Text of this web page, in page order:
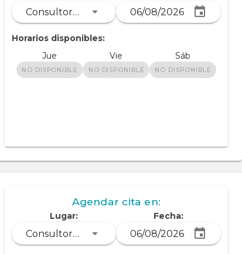
Consultorio Dr. Carrión
Horarios disponibles:
Jue
NO DISPONIBLE
Vie
NO DISPONIBLE
Sáb
NO DISPONIBLE
Agendar cita en:
Lugar:
Consultorio Dr. Nicolás Blum Gilbert
Fecha: